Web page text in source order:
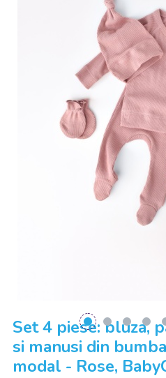
Set 4 piese: bluza,
si manusi din
modal - Rose,